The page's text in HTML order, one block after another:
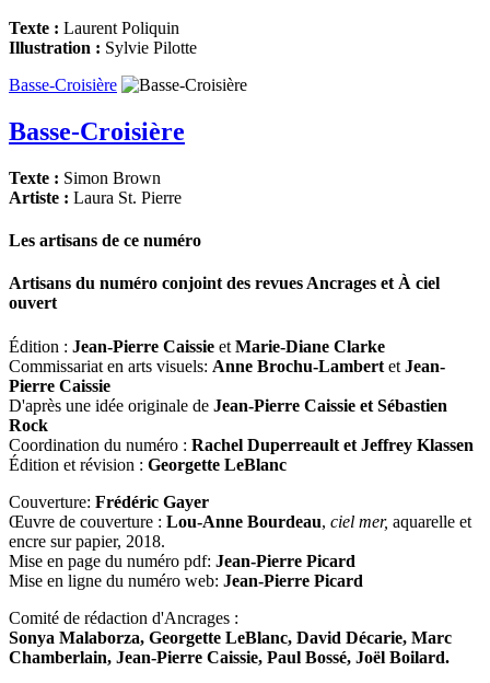
Texte : Laurent Poliquin
Illustration : Sylvie Pilotte
Basse-Croisière
Basse-Croisière
Texte : Simon Brown
Artiste : Laura St. Pierre
Les artisans de ce numéro
Artisans du numéro conjoint des revuesAncrages etÀ ciel
ouvert
Édition : Jean-Pierre Caissie et Marie-Diane Clarke
Commissariat en arts visuels: Anne Brochu-Lambert et Jean-
Pierre Caissie
D'après une idée originale de Jean-Pierre Caissie et Sébastien
Rock
Coordination du numéro : Rachel Duperreault et Jeffrey Klassen
Édition et révision : Georgette LeBlanc
Couverture: Frédéric Gayer
Œuvre de couverture : Lou-Anne Bourdeau, ciel mer, aquarelle et
encre sur papier, 2018.
Mise en page du numéro pdf: Jean-Pierre Picard
Mise en ligne du numéro web: Jean-Pierre Picard
Comité de rédaction d'Ancrages :
Sonya Malaborza, Georgette LeBlanc, David Décarie, Marc
Chamberlain, Jean-Pierre Caissie, Paul Bossé, Joël Boilard.